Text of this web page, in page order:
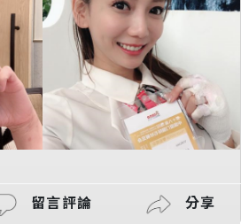
留言評論
分享